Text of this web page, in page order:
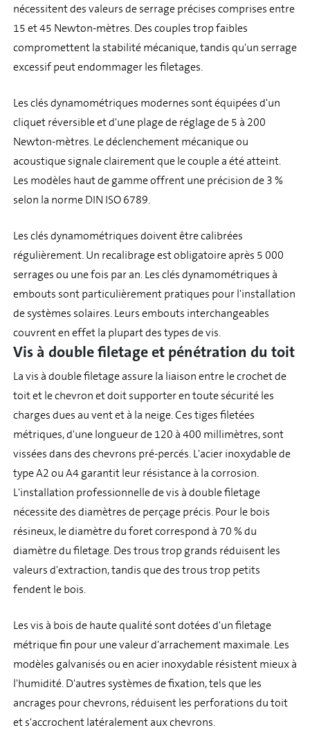
nécessitent des valeurs de serrage précises comprises entre
15 et 45 Newton-mètres. Des couples trop faibles
compromettent la stabilité mécanique, tandis qu'un serrage
excessif peut endommager les filetages.
Les clés dynamométriques modernes sont équipées d'un
cliquet réversible et d'une plage de réglage de 5 à 200
Newton-mètres. Le déclenchement mécanique ou
acoustique signale clairement que le couple a été atteint.
Les modèles haut de gamme offrent une précision de 3 %
selon la norme DIN ISO 6789.
Les clés dynamométriques doivent être calibrées
régulièrement. Un recalibrage est obligatoire après 5 000
serrages ou une fois par an. Les clés dynamométriques à
embouts sont particulièrement pratiques pour l'installation
de systèmes solaires. Leurs embouts interchangeables
couvrent en effet la plupart des types de vis.
Vis à double filetage et pénétration du toit
La vis à double filetage assure la liaison entre le crochet de
toit et le chevron et doit supporter en toute sécurité les
charges dues au vent et à la neige. Ces tiges filetées
métriques, d'une longueur de 120 à 400 millimètres, sont
vissées dans des chevrons pré-percés. L'acier inoxydable de
type A2 ou A4 garantit leur résistance à la corrosion.
L'installation professionnelle de vis à double filetage
nécessite des diamètres de perçage précis. Pour le bois
résineux, le diamètre du foret correspond à 70 % du
diamètre du filetage. Des trous trop grands réduisent les
valeurs d'extraction, tandis que des trous trop petits
fendent le bois.
Les vis à bois de haute qualité sont dotées d'un filetage
métrique fin pour une valeur d'arrachement maximale. Les
modèles galvanisés ou en acier inoxydable résistent mieux à
l'humidité. D'autres systèmes de fixation, tels que les
ancrages pour chevrons, réduisent les perforations du toit
et s'accrochent latéralement aux chevrons.